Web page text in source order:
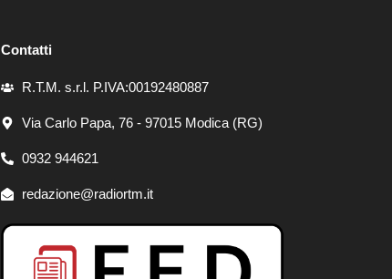
Contatti
R.T.M. s.r.l. P.IVA:00192480887
Via Carlo Papa, 76 - 97015 Modica (RG)
0932 944621
redazione@radiortm.it